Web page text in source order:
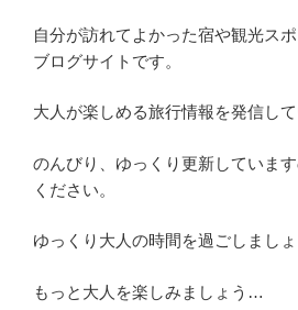
自分が訪れてよかった宿や観光ス
ブログサイトです。
大人が楽しめる旅行情報を発信して
のんびり、ゆっくり更新していま
ください。
ゆっくり大人の時間を過ごしまし
もっと大人を楽しみましょう…